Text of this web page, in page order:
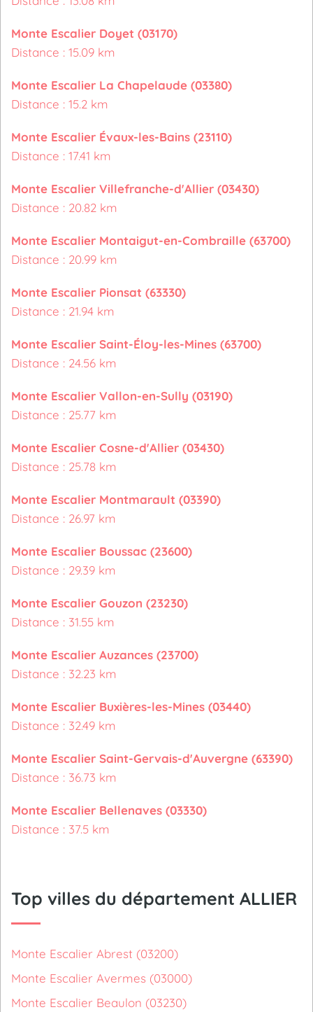
Monte Escalier Doyet (03170)
Distance : 15.09 km
Monte Escalier La Chapelaude (03380)
Distance : 15.2 km
Monte Escalier Évaux-les-Bains (23110)
Distance : 17.41 km
Monte Escalier Villefranche-d'Allier (03430)
Distance : 20.82 km
Monte Escalier Montaigut-en-Combraille (63700)
Distance : 20.99 km
Monte Escalier Pionsat (63330)
Distance : 21.94 km
Monte Escalier Saint-Éloy-les-Mines (63700)
Distance : 24.56 km
Monte Escalier Vallon-en-Sully (03190)
Distance : 25.77 km
Monte Escalier Cosne-d'Allier (03430)
Distance : 25.78 km
Monte Escalier Montmarault (03390)
Distance : 26.97 km
Monte Escalier Boussac (23600)
Distance : 29.39 km
Monte Escalier Gouzon (23230)
Distance : 31.55 km
Monte Escalier Auzances (23700)
Distance : 32.23 km
Monte Escalier Buxières-les-Mines (03440)
Distance : 32.49 km
Monte Escalier Saint-Gervais-d'Auvergne (63390)
Distance : 36.73 km
Monte Escalier Bellenaves (03330)
Distance : 37.5 km
Top villes du département ALLIER
Monte Escalier Abrest (03200)
Monte Escalier Avermes (03000)
Monte Escalier Beaulon (03230)